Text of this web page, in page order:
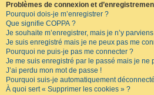
Problèmes de connexion et
Pourquoi dois-je m’enregistrer ?
Que signifie COPPA ?
Je souhaite m’enregistrer, mais je n’y
Je suis enregistré mais je ne peux pas me
Pourquoi ne puis-je pas me connecter ?
Je me suis enregistré par le passé mais je ne
J’ai perdu mon mot de passe !
Pourquoi suis-je automatiquement
À quoi sert « Supprimer les cookies » ?